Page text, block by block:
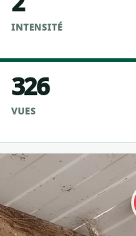
INTENSITÉ
326
VUES